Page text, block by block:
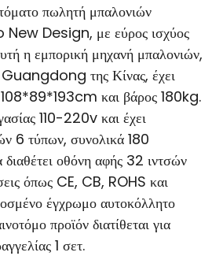
πωλητή μπαλονιών
New Design, με εύρος ισχύος
η εμπορική μηχανή μπαλονιών,
Guangdong της Κίνας, έχει
108*89*193cm και βάρος 180kg.
110-220v και έχει
6 τύπων, συνολικά 180
οθόνη αφής 32 ιντσών
όπως CE, CB, ROHS και
έγχρωμο αυτοκόλλητο
προϊόν διατίθεται για
1 σετ.